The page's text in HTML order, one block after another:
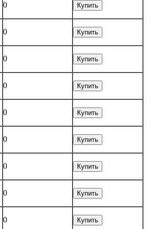
0 Купить
0 Купить
0 Купить
0 Купить
0 Купить
0 Купить
0 Купить
0 Купить
0 Купить